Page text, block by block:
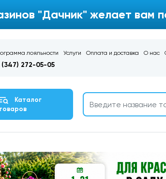
"Дачник" желает вам
лояльности Услуги Оплата и доставка О нас
(347) 272-05-05
Каталог